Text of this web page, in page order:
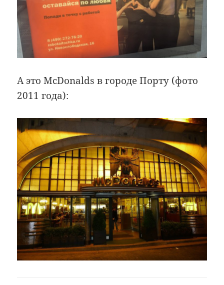
А это McDonalds в городе Порту (фото
2011 года):